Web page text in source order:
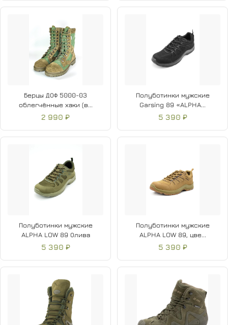
Берцы ДОФ 5000-03
облегчённые хаки (в...
2 990 ₽
Полуботинки мужские
Garsing 89 «ALPHA...
5 390 ₽
Полуботинки мужские
ALPHA LOW 89 Олива
5 390 ₽
Полуботинки мужские
ALPHA LOW 89, цве...
5 390 ₽